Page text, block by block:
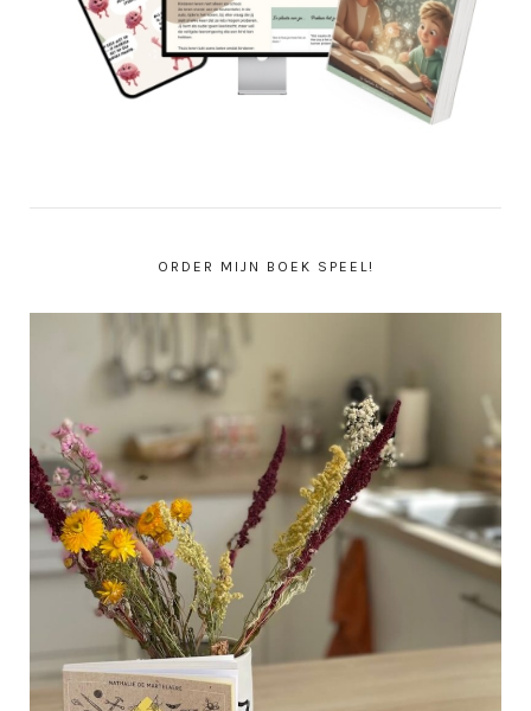
ORDER MIJN BOEK SPEEL!